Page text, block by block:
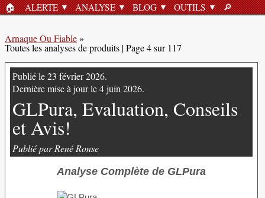
ACCUEIL
🏠︎ ALERTE ANALYSE BLOG OUTILS 🔎︎
Arnaque Ou Fiable»
Toutes les analyses de produits | Page 4 sur 117
Publié le 23 février 2026.
Dernière mise à jour le 4 juin 2026.
GLPura, Evaluation, Conseils
et Avis!
Publié par René Ronse
Analyse Complète de GLPura